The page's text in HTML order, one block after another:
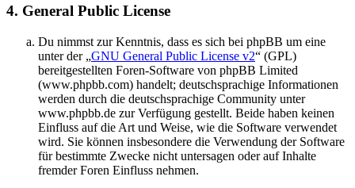
4. General Public License
Du nimmst zur Kenntnis, dass es sich bei phpBB um eine
unter der „GNU General Public License v2“ (GPL)
bereitgestellten Foren-Software von phpBB Limited
(www.phpbb.com) handelt; deutschsprachige Informationen
werden durch die deutschsprachige Community unter
www.phpbb.de zur Verfügung gestellt. Beide haben keinen
Einfluss auf die Art und Weise, wie die Software verwendet
wird. Sie können insbesondere die Verwendung der Software
für bestimmte Zwecke nicht untersagen oder auf Inhalte
fremder Foren Einfluss nehmen.